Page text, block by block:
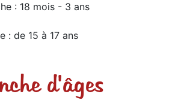
: 18 mois - 3 ans
: de 15 à 17 ans
d'âges